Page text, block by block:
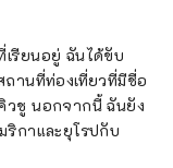
เรียนอยู่ ฉันได้ขับ
ถานที่ท่องเที่ยวที่มีชื่อ
วชู นอกจากนี้ ฉันยัง
ริกาและยุโรปกับ